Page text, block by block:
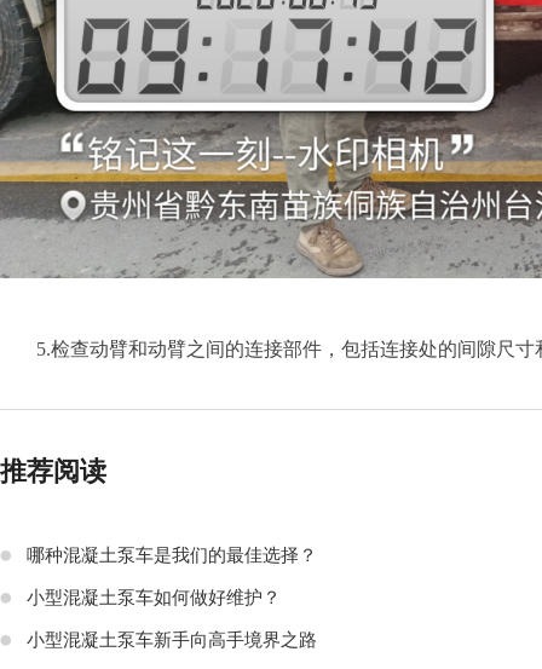
5.检查动臂和动臂之间的连接部件，包括连接处的间隙尺
推荐阅读
哪种混凝土泵车是我们的最佳选择？
小型混凝土泵车如何做好维护？
小型混凝土泵车新手向高手境界之路